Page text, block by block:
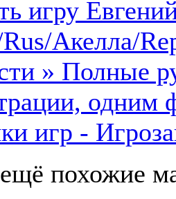
игру
Акелла/
» Полные
одним
игр -
похожие